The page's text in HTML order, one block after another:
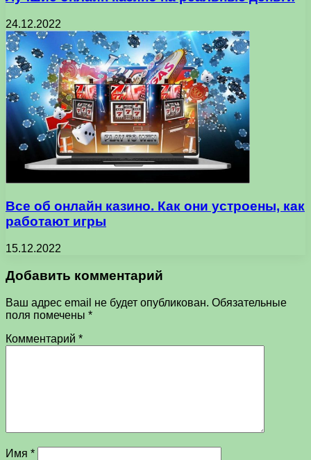
24.12.2022
Все об онлайн казино. Как они устроены, как
работают игры
15.12.2022
Добавить комментарий
Ваш адрес email не будет опубликован. Обязательные
поля помечены *
Комментарий *
Имя *